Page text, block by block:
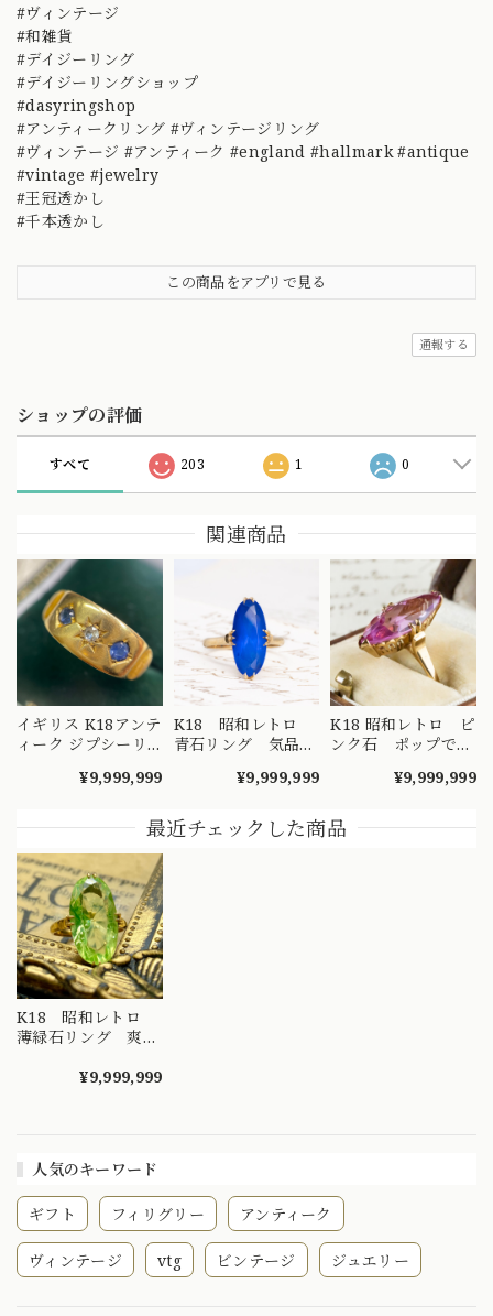
人気のキーワード
ギフト フィリグリー アンティーク
ヴィンテージ vtg ビンテージ ジュエリー
#ヴィンテージ
#和雑貨
#デイジーリング
#デイジーリングショップ
#dasyringshop
#アンティークリング #ヴィンテージリング
#ヴィンテージ #アンティーク #england #hallmark #antique
#vintage #jewelry
#王冠透かし
#千本透かし
この商品をアプリで見る
通報する
ショップの評価
すべて 203 1 0
関連商品
イギリス K18アンテ
ィーク ジプシーリ
イア ダイヤモンド
DR00312
¥9,999,999
K18 昭和レトロ
青石リング 気品あ
ー 王冠透かし 千
DR00390
¥9,999,999
K18 昭和レトロ ピ
ンク石 ポップでキ
さ 王冠透かし
¥9,999,999
最近チェックした商品
K18 昭和レトロ
薄緑石リング 爽や
くライムグリーン
¥9,999,999